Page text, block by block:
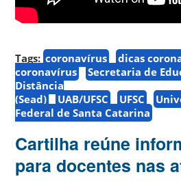
Tags: coronavírus dicas
coronavírus
Secretaria de
Distância
(Sead)
UAB/UFSC UFSC
Federal de Santa Catarina
Cartilha reúne
para docentes nas